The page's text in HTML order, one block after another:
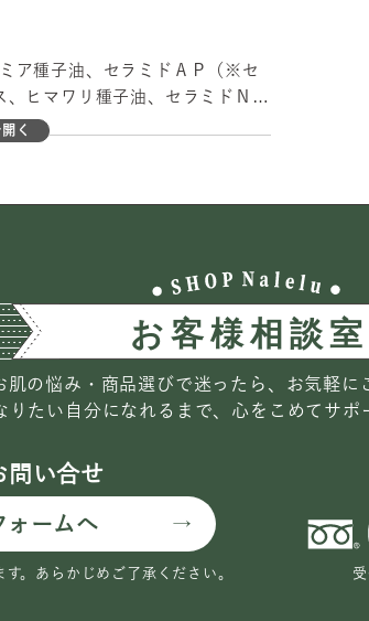
ア種子油、セラミドＡＰ（※セ
ヒマワリ種子油、セラミドＮＰ
、ダマスクバラ花油
く
肌の悩み・商品選びで迷ったら、お気軽に
りたい自分になれるまで、心をこめてサポ
問い合せ
ォームへ
。 あらかじめご了承ください。